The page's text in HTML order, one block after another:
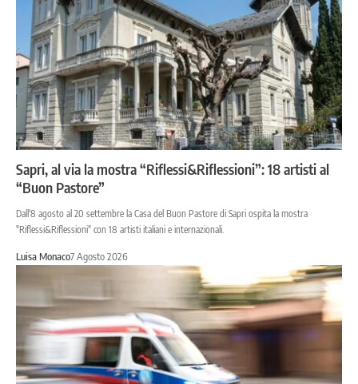
Sapri, al via la mostra “Riflessi&Riflessioni”: 18 artisti al
“Buon Pastore”
Dall'8 agosto al 20 settembre la Casa del Buon Pastore di Sapri ospita la mostra
"Riflessi&Riflessioni" con 18 artisti italiani e internazionali.
Luisa Monaco7 Agosto 2026